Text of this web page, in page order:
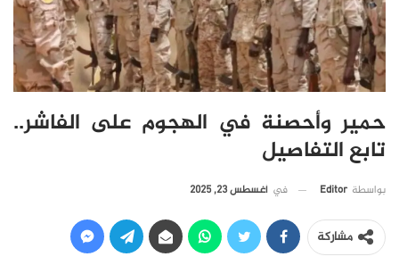
حمير وأحصنة في الهجوم على الفاشر..
تابع التفاصيل
بواسطة Editor في أغسطس 23, 2025
مشاركة